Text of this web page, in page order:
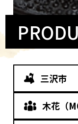
三沢市
木花（